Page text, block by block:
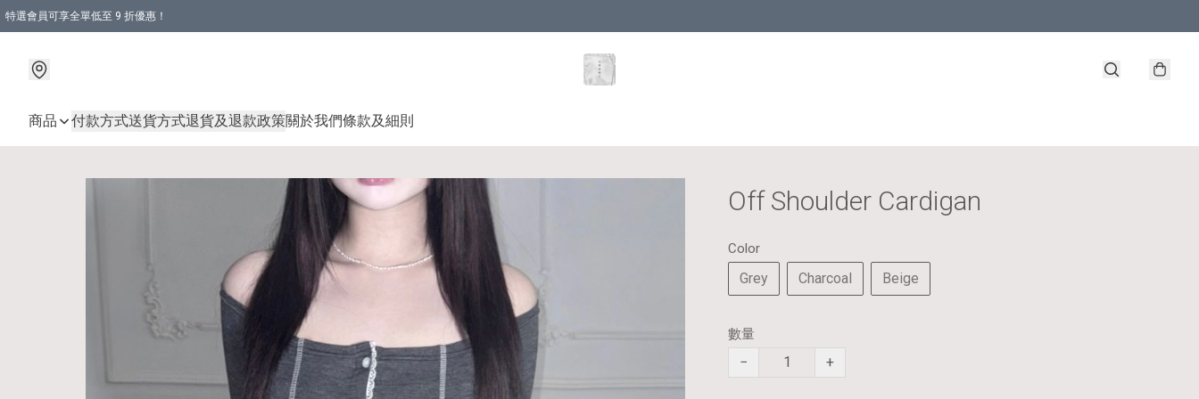
特選會員可享全單低至 9 折優惠！
商品 付款方式送貨方式退貨及退款政策關於我們條款及細則
Off Shoulder Cardigan
Color
Grey Charcoal Beige
數量
− +